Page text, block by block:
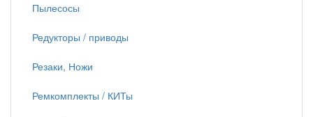
Пылесосы
Редукторы / приводы
Резаки, Ножи
Ремкомплекты / КИТы